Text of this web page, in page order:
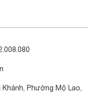
Phường Mộ Lao,